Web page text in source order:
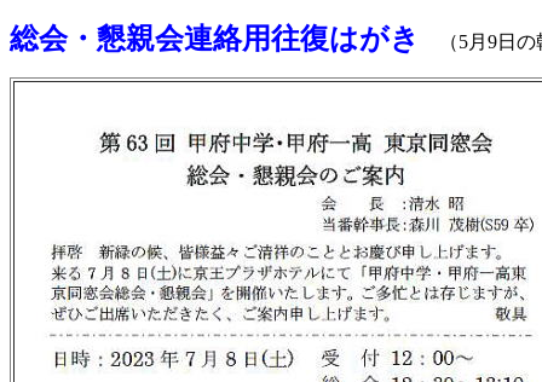
総会・懇親会連絡用往復はがき （5月9日の